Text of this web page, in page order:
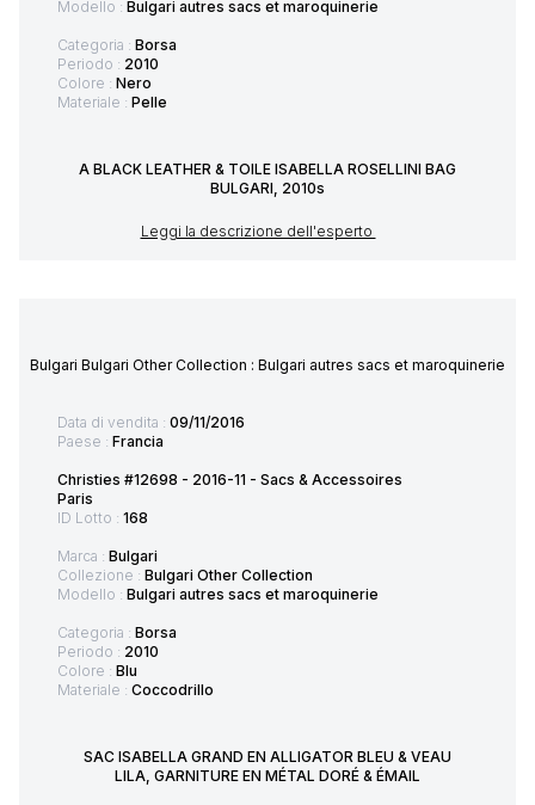
Modello : Bulgari autres sacs et maroquinerie
Categoria : Borsa
Periodo : 2010
Colore : Nero
Materiale : Pelle
A BLACK LEATHER & TOILE ISABELLA ROSELLINI BAG
BULGARI, 2010s
Leggi la descrizione dell'esperto
Bulgari Bulgari Other Collection : Bulgari autres sacs et maroquinerie
Data di vendita : 09/11/2016
Paese : Francia
Christies #12698 - 2016-11 - Sacs & Accessoires
Paris
ID Lotto : 168
Marca : Bulgari
Collezione : Bulgari Other Collection
Modello : Bulgari autres sacs et maroquinerie
Categoria : Borsa
Periodo : 2010
Colore : Blu
Materiale : Coccodrillo
SAC ISABELLA GRAND EN ALLIGATOR BLEU & VEAU
LILA, GARNITURE EN MÉTAL DORÉ & ÉMAIL